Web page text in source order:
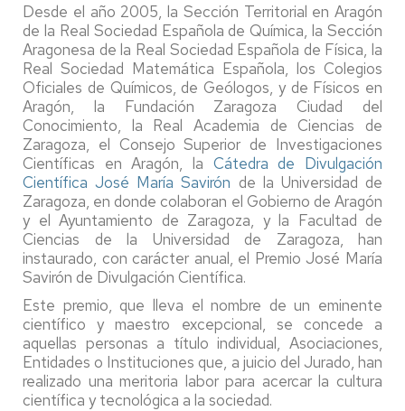
Desde el año 2005, la Sección Territorial en Aragón
de la Real Sociedad Española de Química, la Sección
Aragonesa de la Real Sociedad Española de Física, la
Real Sociedad Matemática Española, los Colegios
Oficiales de Químicos, de Geólogos, y de Físicos en
Aragón, la Fundación Zaragoza Ciudad del
Conocimiento, la Real Academia de Ciencias de
Zaragoza, el Consejo Superior de Investigaciones
Científicas en Aragón, la Cátedra de Divulgación
Científica José María Savirón de la Universidad de
Zaragoza, en donde colaboran el Gobierno de Aragón
y el Ayuntamiento de Zaragoza, y la Facultad de
Ciencias de la Universidad de Zaragoza, han
instaurado, con carácter anual, el Premio José María
Savirón de Divulgación Científica.
Este premio, que lleva el nombre de un eminente
científico y maestro excepcional, se concede a
aquellas personas a título individual, Asociaciones,
Entidades o Instituciones que, a juicio del Jurado, han
realizado una meritoria labor para acercar la cultura
científica y tecnológica a la sociedad.